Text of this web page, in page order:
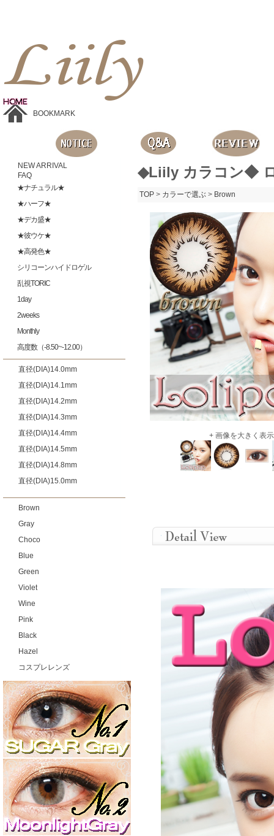
BOOKMARK
NEW ARRIVAL
FAQ
★ナチュラル★
★ハーフ★
★デカ盛★
★彼ウケ★
★高発色★
シリコーンハイドロゲル
乱視TORIC
1day
2weeks
Monthly
高度数（-8.50~-12.00）
直径(DIA)14.0mm
直径(DIA)14.1mm
直径(DIA)14.2mm
直径(DIA)14.3mm
直径(DIA)14.4mm
直径(DIA)14.5mm
直径(DIA)14.8mm
直径(DIA)15.0mm
Brown
Gray
Choco
Blue
Green
Violet
Wine
Pink
Black
Hazel
コスプレレンズ
◆Liily カラコン◆
TOP > カラーで選ぶ > Brown
+ 画像を大きく表示